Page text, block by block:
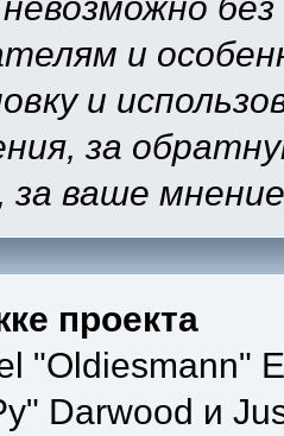
и
и
за
за ваше
проекта
"Oldiesmann"
Darwood и